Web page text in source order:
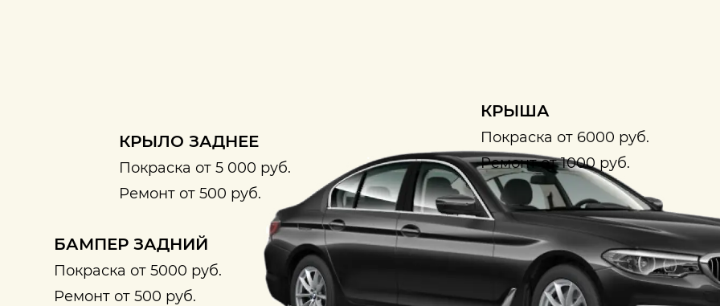
КРЫША
Покраска от 6000 руб.
Ремонт от 1000 руб.
КРЫЛО ЗАДНЕЕ
Покраска от 5 000 руб.
Ремонт от 500 руб.
БАМПЕР ЗАДНИЙ
Покраска от 5000 руб.
Ремонт от 500 руб.